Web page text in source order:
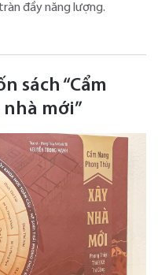
đầy năng lượng.
sách “Cẩm
mới”